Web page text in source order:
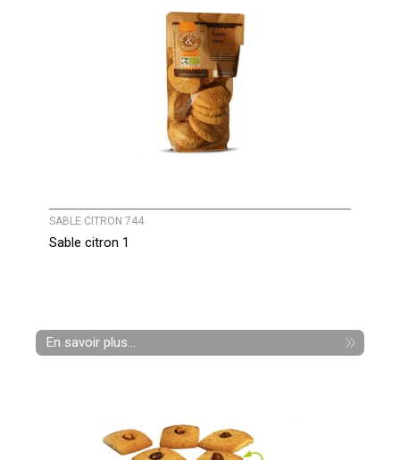
SABLE CITRON 744
Sable citron 1
En savoir plus...